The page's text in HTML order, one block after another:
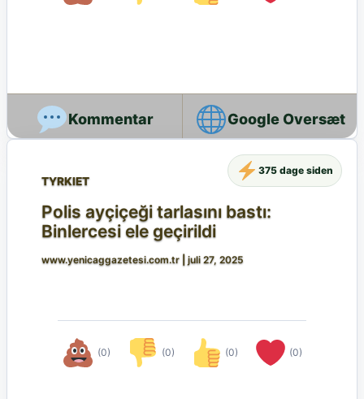
Google Oversæt
TYRKIET
Polis ayçiçeği tarlasını bastı:
Binlercesi ele geçirildi
www.yenicaggazetesi.com.tr juli 27, 2025
(0) (0) (0) (0)
375 dage siden